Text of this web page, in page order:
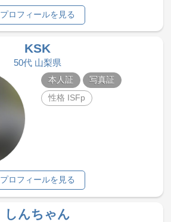
プロフィールを見る
KSK
50代 山梨県
本人証
写真証
性格 ISFp
プロフィールを見る
しんちゃん